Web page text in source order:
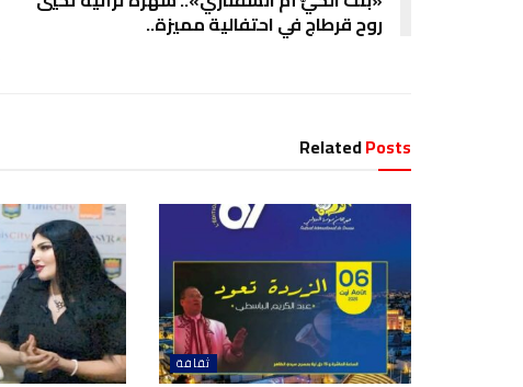
روح قرطاج في احتفالية مميزة..
RelatedPosts
ثقافة